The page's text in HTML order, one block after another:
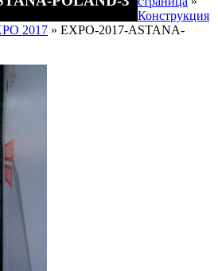
Конструкция
2017 » EXPO-2017-ASTANA-